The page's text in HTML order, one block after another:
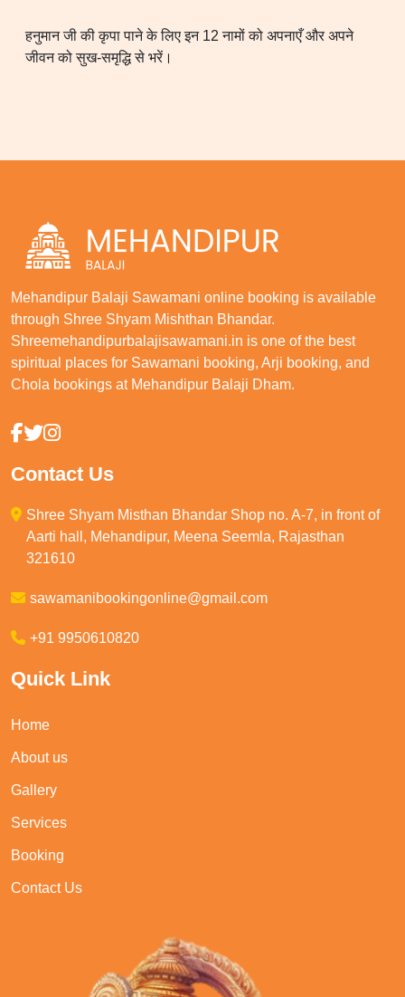
हनुमान जी की कृपा पाने के लिए इन 12 नामों को अपनाएँ और अपने
जीवन को सुख-समृद्धि से भरें।
Mehandipur Balaji Sawamani online booking is available
through Shree Shyam Mishthan Bhandar.
Shreemehandipurbalajisawamani.in is one of the best
spiritual places for Sawamani booking, Arji booking, and
Chola bookings at Mehandipur Balaji Dham.
Contact Us
Shree Shyam Misthan Bhandar Shop no. A-7, in front of
Aarti hall, Mehandipur, Meena Seemla, Rajasthan
321610
sawamanibookingonline@gmail.com
+91 9950610820
Quick Link
Home
About us
Gallery
Services
Booking
Contact Us